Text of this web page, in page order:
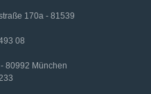
170a - 81539
08
80992 München